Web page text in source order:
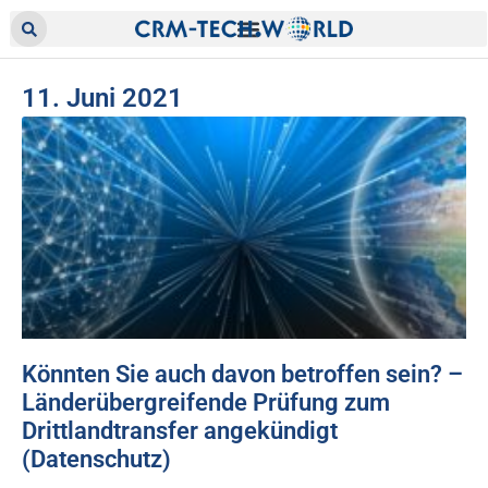
11. Juni 2021
Könnten Sie auch davon betroffen sein? –
Länderübergreifende Prüfung zum
Drittlandtransfer angekündigt
(Datenschutz)